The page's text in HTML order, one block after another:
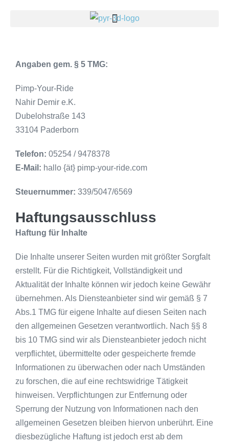
Angaben gem. § 5 TMG:
Pimp-Your-Ride
Nahir Demir e.K.
Dubelohstraße 143
33104 Paderborn
Telefon: 05254 / 9478378
E-Mail: hallo {ät} pimp-your-ride.com
Steuernummer: 339/5047/6569
Haftungsausschluss
Haftung für Inhalte
Die Inhalte unserer Seiten wurden mit größter Sorgfalt
erstellt. Für die Richtigkeit, Vollständigkeit und
Aktualität der Inhalte können wir jedoch keine Gewähr
übernehmen. Als Diensteanbieter sind wir gemäß § 7
Abs.1 TMG für eigene Inhalte auf diesen Seiten nach
den allgemeinen Gesetzen verantwortlich. Nach §§ 8
bis 10 TMG sind wir als Diensteanbieter jedoch nicht
verpflichtet, übermittelte oder gespeicherte fremde
Informationen zu überwachen oder nach Umständen
zu forschen, die auf eine rechtswidrige Tätigkeit
hinweisen. Verpflichtungen zur Entfernung oder
Sperrung der Nutzung von Informationen nach den
allgemeinen Gesetzen bleiben hiervon unberührt. Eine
diesbezügliche Haftung ist jedoch erst ab dem